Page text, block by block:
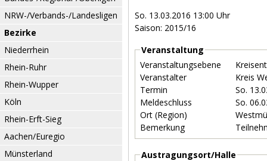
NRW-/Verbands-/Landesligen
Bezirke
Niederrhein
Rhein-Ruhr
Rhein-Wupper
Köln
Rhein-Erft-Sieg
Aachen/Euregio
Münsterland
So. 13.03.2016 13:00 Uhr
Saison: 2015/16
Veranstaltung
Veranstaltungsebene
Veranstalter
Kreis
Termin
So.
Meldeschluss
So.
Ort (Region)
Bemerkung
Austragungsort/Halle